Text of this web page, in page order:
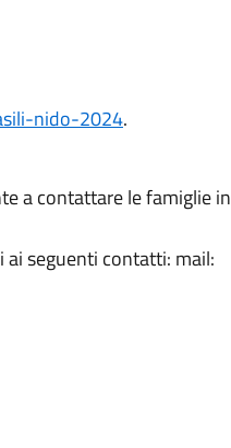
nido-2024.
a contattare le famiglie in
ai seguenti contatti: mail: